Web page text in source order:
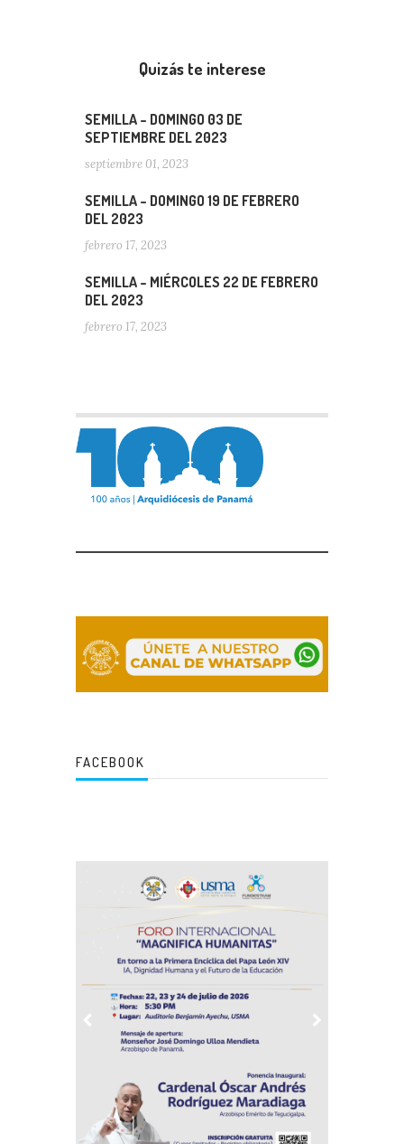
Quizás te interese
SEMILLA – DOMINGO 03 DE
SEPTIEMBRE DEL 2023
septiembre 01, 2023
SEMILLA – DOMINGO 19 DE FEBRERO
DEL 2023
febrero 17, 2023
SEMILLA – MIÉRCOLES 22 DE FEBRERO
DEL 2023
febrero 17, 2023
FACEBOOK